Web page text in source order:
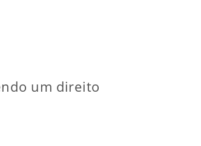
um direito